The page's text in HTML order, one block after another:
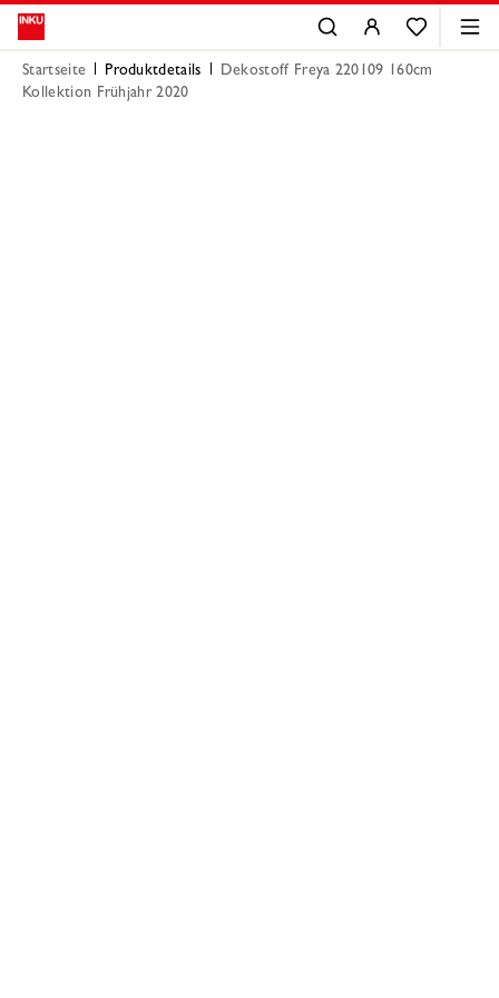
Startseite Produktdetails
Dekostoff Freya 220109 160cm
Kollektion Frühjahr 2020